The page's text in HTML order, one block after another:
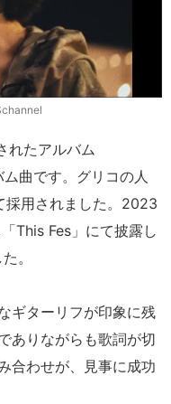
れたアルバム
曲です。グリコの人
採用されました。2023
This Fes」にて披露し
。
ギターリフが印象に残
ありながらも歌詞が切
合わせが、見事に成功